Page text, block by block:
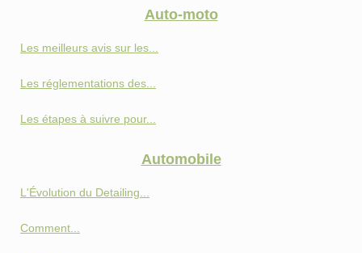
Auto-moto
Les meilleurs avis sur les...
Les réglementations des...
Les étapes à suivre pour...
Automobile
L'Évolution du Detailing...
Comment...